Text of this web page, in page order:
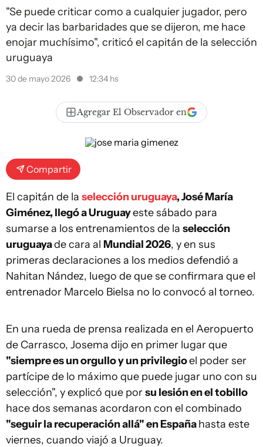
"Se puede criticar como a cualquier jugador, pero
ya decir las barbaridades que se dijeron, me hace
enojar muchísimo", criticó el capitán de la selección
uruguaya
30 de mayo 2026 12:34 hs
Agregar El Observador en
Compartir
El capitán de la selección uruguaya, José María
Giménez, llegó a Uruguayeste sábado para
sumarse a los entrenamientos de la selección
uruguayade cara al Mundial 2026, y en sus
primeras declaraciones a los medios defendió a
Nahitan Nández, luego de que se confirmara que el
entrenador Marcelo Bielsa no lo convocó al torneo.
En una rueda de prensa realizada en el Aeropuerto
de Carrasco, Josema dijo en primer lugar que
"siempre es un orgullo y un privilegioel poder ser
partícipe de lo máximo que puede jugar uno con su
selección", y explicó que porsu lesión en el tobillo
hace dos semanas acordaron con el combinado
"seguir la recuperación allá" en Españahasta este
viernes, cuando viajó a Uruguay.